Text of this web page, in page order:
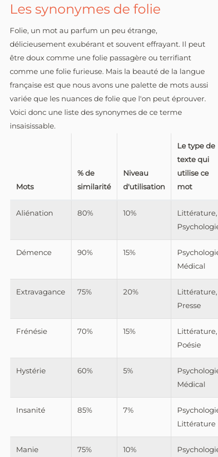
Les synonymes de folie
Folie, un mot au parfum un peu étrange,
délicieusement exubérant et souvent effrayant. Il peut
être doux comme une folie passagère ou terrifiant
comme une folie furieuse. Mais la beauté de la langue
française est que nous avons une palette de mots aussi
variée que les nuances de folie que l'on peut éprouver.
Voici donc une liste des synonymes de ce terme
insaisissable.
Mots
% de
similarité
Niveau
d'utilisation
Le type de
texte qui
utilise ce
mot
Aliénation 80% 10%
Littérature,
Démence 90% 15%
Médical
Extravagance 75% 20%
Littérature,
Presse
Frénésie 70% 15%
Littérature,
Poésie
Hystérie 60% 5%
Médical
Insanité 85% 7%
Littérature
Manie 75% 10%